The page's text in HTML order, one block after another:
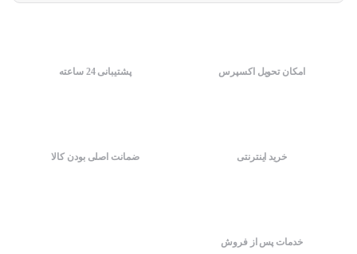
امکان تحویل اکسپرس پشتیبانی 24 ساعته
خرید اینترنتی ضمانت اصلی بودن کالا
خدمات پس از فروش